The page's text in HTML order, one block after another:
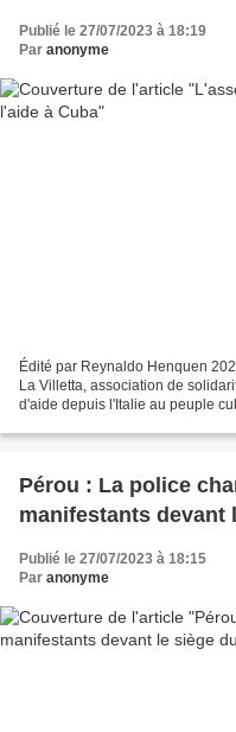
Publié le 27/07/2023 à 18:19
Par anonyme
Édité par Reynaldo Henquen
La Villetta, association de
d'aide depuis l'Italie au peuple
Pérou : La police
manifestants devant
Publié le 27/07/2023 à 18:15
Par anonyme